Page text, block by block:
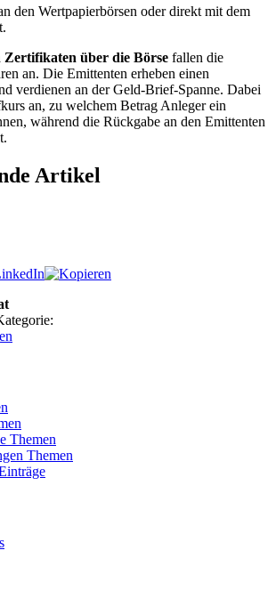
den Wertpapierbörsen oder direkt mit dem
Zertifikaten über die Börse fallen die
an. Die Emittenten erheben einen
verdienen an der Geld-Brief-Spanne. Dabei
an, zu welchem Betrag Anleger ein
während die Rückgabe an den Emittenten
Artikel
Themen
Themen